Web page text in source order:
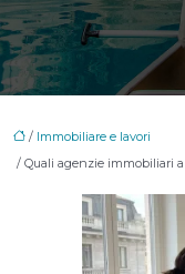
/ Immobiliare e lavori
/ Quali agenzie immobiliari